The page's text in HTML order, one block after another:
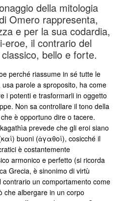
della mitologia
Omero rappresenta,
e per la sua codardia,
eroe, il contrario del
classico, bello e forte.
perché riassume in sé tutte le
parole a sproposito, ha come
i potenti e trasformarli in oggetto
Non sa controllare il tono della
è opportuno dire o tacere.
prevede che gli eroi siano
buoni (ἀγαθοί), cosicché il
è costantemente
armonico e perfetto (si ricorda
Grecia, è sinonimo di virtù
un comportamento come
che albergare in un corpo